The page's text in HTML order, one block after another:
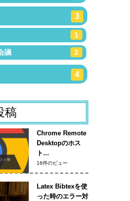
3
1
議 2
4
稿
Chrome Remote
Desktopのホス
ト...
16件のビュー
Latex Bibtexを使
った時のエラー対